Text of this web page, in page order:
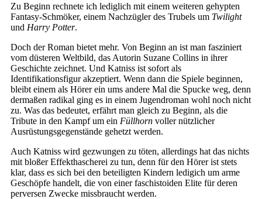
Zu Beginn rechnete ich lediglich mit einem weiteren gehypten
Fantasy-Schmöker, einem Nachzügler des Trubels um Twilight
und Harry Potter.
Doch der Roman bietet mehr. Von Beginn an ist man fasziniert
vom düsteren Weltbild, das Autorin Suzane Collins in ihrer
Geschichte zeichnet. Und Katniss ist sofort als
Identifikationsfigur akzeptiert. Wenn dann die Spiele beginnen,
bleibt einem als Hörer ein ums andere Mal die Spucke weg, denn
dermaßen radikal ging es in einem Jugendroman wohl noch nicht
zu. Was das bedeutet, erfährt man gleich zu Beginn, als die
Tribute in den Kampf um ein Füllhorn voller nützlicher
Ausrüstungsgegenstände gehetzt werden.
Auch Katniss wird gezwungen zu töten, allerdings hat das nichts
mit bloßer Effekthascherei zu tun, denn für den Hörer ist stets
klar, dass es sich bei den beteiligten Kindern ledigich um arme
Geschöpfe handelt, die von einer faschistoiden Elite für deren
perversen Zwecke missbraucht werden.